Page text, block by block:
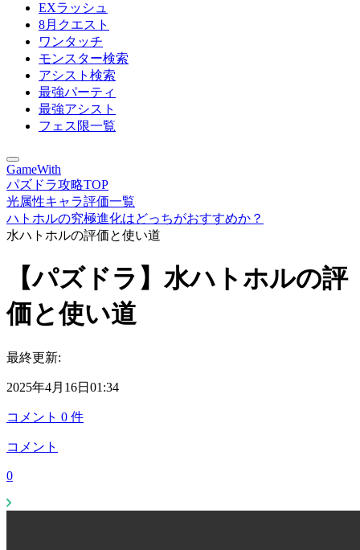
EXラッシュ
8月クエスト
ワンタッチ
モンスター検索
アシスト検索
最強パーティ
最強アシスト
フェス限一覧
GameWith
パズドラ攻略TOP
光属性キャラ評価一覧
ハトホルの究極進化はどっちがおすすめか？
水ハトホルの評価と使い道
【パズドラ】水ハトホルの評
価と使い道
最終更新:
2025年4月16日01:34
コメント 0 件
コメント
0